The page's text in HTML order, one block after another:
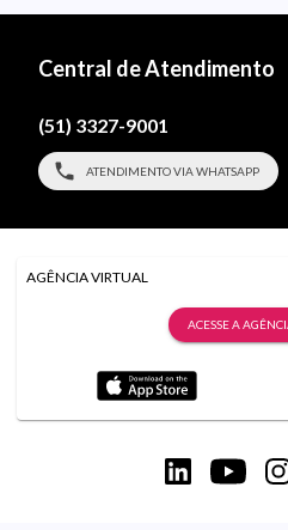
Central de Atendimento
(51) 3327-9001
ATENDIMENTO VIA WHATSAPP
AGÊNCIA VIRTUAL
ACESSE A